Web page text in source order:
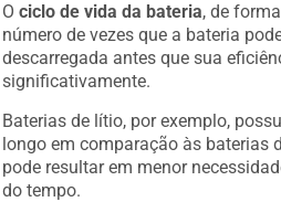
Ociclo de vida da bateria, de
número de vezes que a bateria
descarregada antes que sua
significativamente.
Baterias de lítio, por exemplo,
longo em comparação às baterias
pode resultar em menor
do tempo.